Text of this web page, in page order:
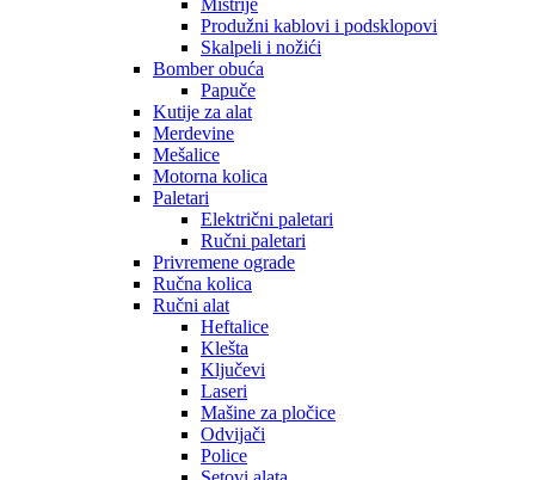
Mistrije
Produžni kablovi i podsklopovi
Skalpeli i nožići
Bomber obuća
Papuče
Kutije za alat
Merdevine
Mešalice
Motorna kolica
Paletari
Električni paletari
Ručni paletari
Privremene ograde
Ručna kolica
Ručni alat
Heftalice
Klešta
Ključevi
Laseri
Mašine za pločice
Odvijači
Police